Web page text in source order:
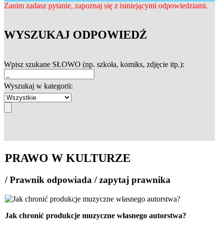
Zanim zadasz pytanie, zapoznaj się z istniejącymi odpowiedziami.
WYSZUKAJ ODPOWIEDŹ
Wpisz szukane SŁOWO (np. szkoła, komiks, zdjęcie itp.):
Wyszukaj w kategorii:
PRAWO W KULTURZE
/ Prawnik odpowiada / zapytaj prawnika
Jak chronić produkcje muzyczne własnego autorstwa?